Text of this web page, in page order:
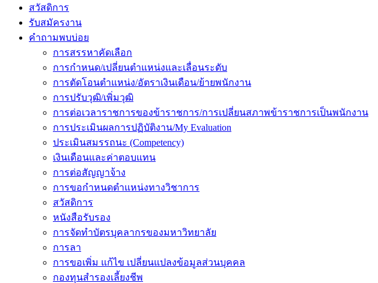
สวัสดิการ
รับสมัครงาน
คำถามพบบ่อย
การสรรหาคัดเลือก
การกำหนด/เปลี่ยนตำแหน่งและเลื่อนระดับ
การตัดโอนตำแหน่ง/อัตราเงินเดือน/ย้ายพนักงาน
การปรับวุฒิ/เพิ่มวุฒิ
การต่อเวลาราชการของข้าราชการ/การเปลี่ยนสภาพข้าราชการเป็นพนักงาน
การประเมินผลการปฏิบัติงาน/My Evaluation
ประเมินสมรรถนะ (Competency)
เงินเดือนและค่าตอบแทน
การต่อสัญญาจ้าง
การขอกำหนดตำแหน่งทางวิชาการ
สวัสดิการ
หนังสือรับรอง
การจัดทำบัตรบุคลากรของมหาวิทยาลัย
การลา
การขอเพิ่ม แก้ไข เปลี่ยนแปลงข้อมูลส่วนบุคคล
กองทุนสำรองเลี้ยงชีพ